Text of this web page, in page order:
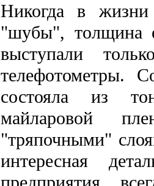
Никогда в жизни
"шубы", толщина
выступали
телефотометры.
состояла из
майларовой
"тряпочными"
интересная